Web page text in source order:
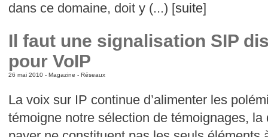
dans ce domaine, doit y (...) [suite]
Il faut une signalisation SIP
pour VoIP
26 mai 2010 - Magazine - Réseaux
La voix sur IP continue d’alimenter les
témoigne notre sélection de témoignages,